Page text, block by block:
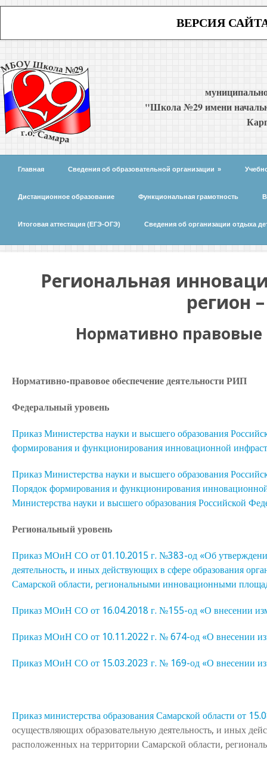
ВЕРСИЯ
"Школа №29 имени
Главная Сведения об образовательной организации »
Дистанционное образование Функциональная грамотность
Итоговая аттестация (ЕГЭ-ОГЭ) Сведения об организации отдыха
Региональная
регион
Нормативно правовые
Нормативно-правовое обеспечение деятельности РИП
Федеральный уровень
Приказ Министерства науки и высшего образования
формирования и функционирования инновационной
Приказ Министерства науки и высшего образования
Порядок формирования и функционирования
Министерства науки и высшего образования Российской
Региональный уровень
Приказ МОиН СО от 01.10.2015 г. №383-од «Об
деятельность, и иных действующих в сфере образования
Самарской области, региональными инновационными
Приказ МОиН СО от 16.04.2018 г. №155-од «О внесении
Приказ МОиН СО от 10.11.2022 г. № 674-од «О внесении
Приказ МОиН СО от 15.03.2023 г. № 169-од «О внесении
Приказ министерства образования Самарской области от
осуществляющих образовательную деятельность, и иных
расположенных на территории Самарской области,